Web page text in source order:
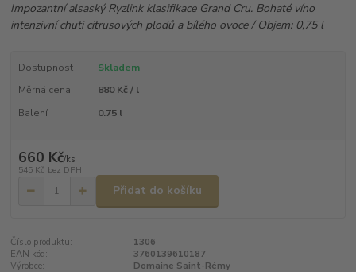
Impozantní alsaský Ryzlink klasifikace Grand Cru. Bohaté víno
intenzivní chuti citrusových plodů a bílého ovoce / Objem: 0,75 l
Dostupnost
Skladem
Měrná cena
880 Kč / l
Balení
0.75 l
660 Kč/ks
545 Kč bez DPH
Přidat do košíku
Číslo produktu:
1306
EAN kód:
3760139610187
Výrobce:
Domaine Saint-Rémy